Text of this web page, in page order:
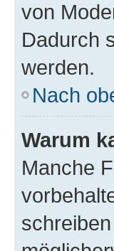
von
Dadurch
werden.
Nach
Warum
Manche